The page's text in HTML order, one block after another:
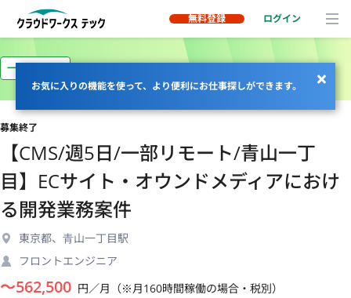
無料登録 ログイン
お気に入りの機能を使って、より便利にお仕事探しができます。
一部リモート
募集終了
【CMS/週5日/一部リモート/青山一丁
目】ECサイト・オウンドメディアにおけ
る開発業務案件
東京都、⻘山一丁目駅
フロントエンジニア
〜562,500 円／月（※月160時間稼働の場合・税別）